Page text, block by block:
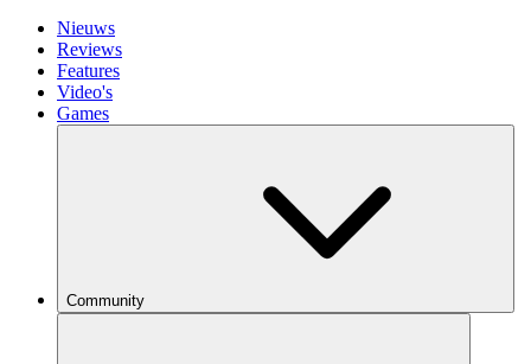
Nieuws
Reviews
Features
Video's
Games
Community